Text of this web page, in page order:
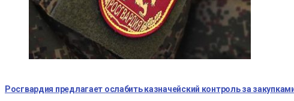
Росгвардия предлагает ослабить казначейский контроль за